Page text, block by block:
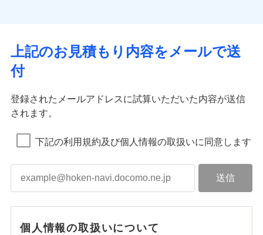
上記のお見積もり内容をメールで送
付
登録されたメールアドレスに試算いただいた内容が送信
されます。
下記の利用規約及び個人情報の取扱いに同意します
個人情報の取扱いについて